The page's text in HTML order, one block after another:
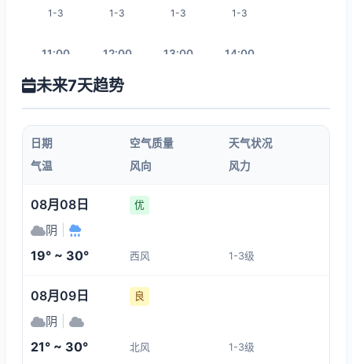
1-3 1-3 1-3 1-3
11:00
21°
12:00
25°
13:00 14:00
15:00
32°
1-3
16:00 18:00
01:00
26°
1-3
19:00 21:00
未来7天趋势
日期 空气质量
天气状况
气温
风向 风力
08月08日 优
阴
19° ~ 30° 西风 1-3级
08月09日 良
阴
21° ~ 30° 北风 1-3级